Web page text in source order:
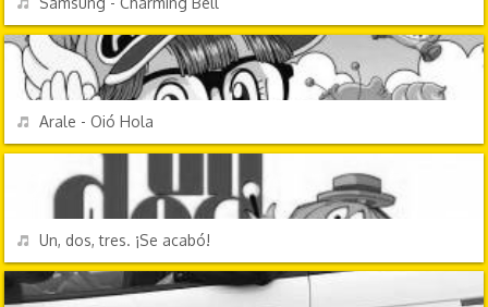
REPRODUCIR
Arale - Oió Hola
REPRODUCIR
Un, dos, tres. ¡Se acabó!